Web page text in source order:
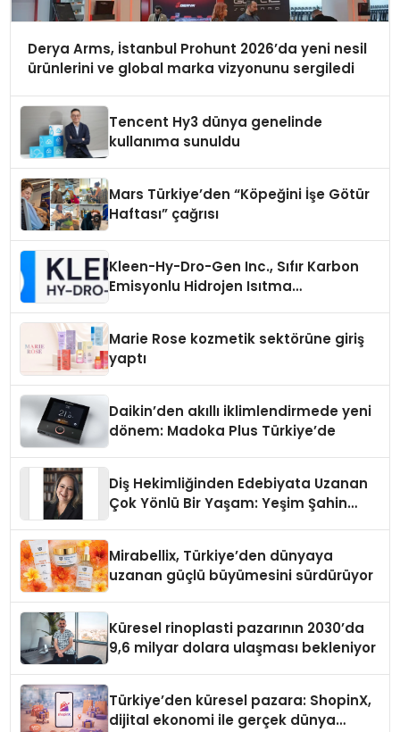
Derya Arms, İstanbul Prohunt 2026’da yeni nesil
ürünlerini ve global marka vizyonunu sergiledi
Tencent Hy3 dünya genelinde
kullanıma sunuldu
Mars Türkiye’den “Köpeğini İşe Götür
Haftası” çağrısı
Kleen-Hy-Dro-Gen Inc., Sıfır Karbon
Emisyonlu Hidrojen Isıtma
Marie Rose kozmetik sektörüne giriş
yaptı
Daikin’den akıllı iklimlendirmede yeni
dönem: Madoka Plus Türkiye’de
Diş Hekimliğinden Edebiyata Uzanan
Çok Yönlü Bir Yaşam: Yeşim Şahin
Mirabellix, Türkiye’den dünyaya
uzanan güçlü büyümesini sürdürüyor
Küresel rinoplasti pazarının 2030’da
9,6 milyar dolara ulaşması bekleniyor
Türkiye’den küresel pazara: ShopinX,
dijital ekonomi ile gerçek dünya